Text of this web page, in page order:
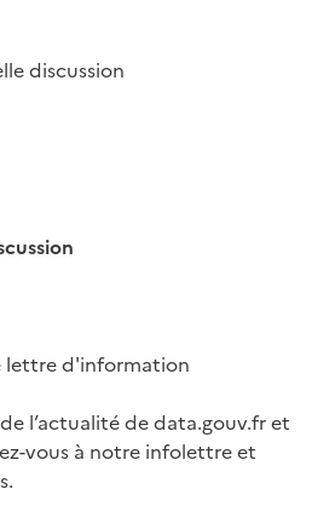
discussion
lettre d'information
l’actualité de data.gouv.fr et
vous à notre infolettre et